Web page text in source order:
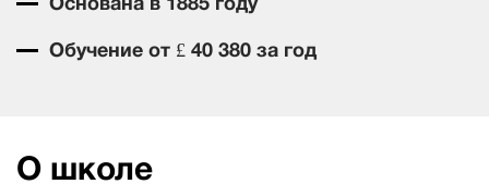
Обучение от £ 40 380 за год
О школе